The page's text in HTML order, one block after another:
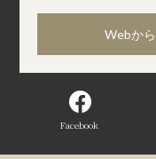
Webか
Facebook